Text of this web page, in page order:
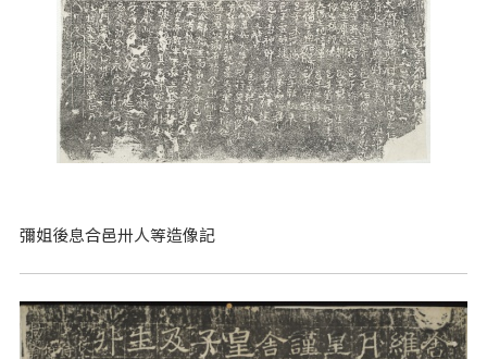
彌姐後息合邑卅人等造像記